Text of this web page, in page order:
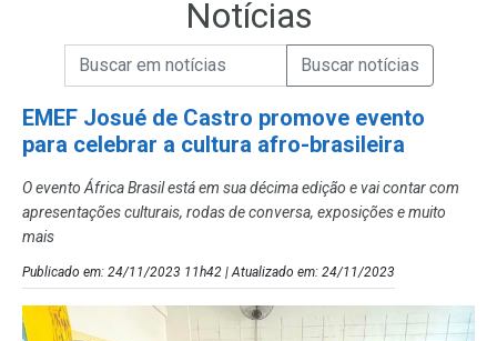
Notícias
Campo de Busca de Notícias
Campo de Busca de informaçõesEnviar a Busca de Notícias
EMEF Josué de Castro promove evento
para celebrar a cultura afro-brasileira
O evento África Brasil está em sua décima edição e vai contar com
apresentações culturais, rodas de conversa, exposições e muito
mais
Publicado em: 24/11/2023 11h42 | Atualizado em: 24/11/2023